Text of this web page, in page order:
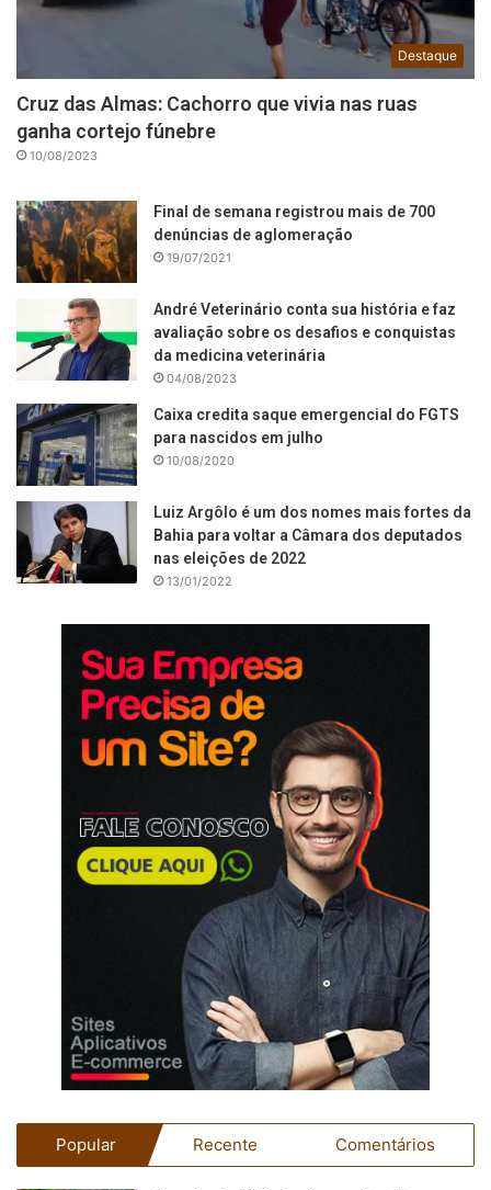
Destaque
Cruz das Almas: Cachorro que vivia nas ruas
ganha cortejo fúnebre
10/08/2023
Final de semana registrou mais de 700
denúncias de aglomeração
19/07/2021
André Veterinário conta sua história e faz
avaliação sobre os desafios e conquistas
da medicina veterinária
04/08/2023
Caixa credita saque emergencial do FGTS
para nascidos em julho
10/08/2020
Luiz Argôlo é um dos nomes mais fortes da
Bahia para voltar a Câmara dos deputados
nas eleições de 2022
13/01/2022
Popular Recente Comentários